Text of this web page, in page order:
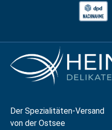
Der Spezialitäten-Versand
von der Ostsee